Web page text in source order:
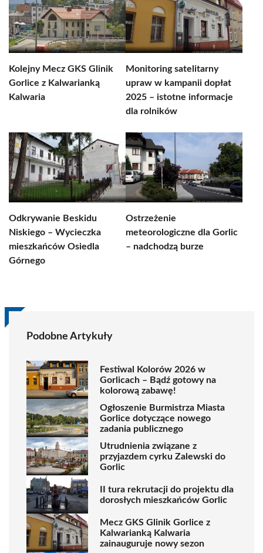
Kolejny Mecz GKS Glinik
Gorlice z Kalwarianką
Kalwaria
Monitoring satelitarny
upraw w kampanii dopłat
2025 – istotne informacje
dla rolników
Odkrywanie Beskidu
Niskiego – Wycieczka
mieszkańców Osiedla
Górnego
Ostrzeżenie
meteorologiczne dla Gorlic
– nadchodzą burze
Podobne Artykuły
Festiwal Kolorów 2026 w
Gorlicach – Bądź gotowy na
kolorową zabawę!
Ogłoszenie Burmistrza Miasta
Gorlice dotyczące nowego
zadania publicznego
Utrudnienia związane z
przyjazdem cyrku Zalewski do
Gorlic
II tura rekrutacji do projektu dla
dorosłych mieszkańców Gorlic
Mecz GKS Glinik Gorlice z
Kalwarianką Kalwaria
zainauguruje nowy sezon